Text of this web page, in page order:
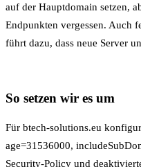
auf der Hauptdomain setzen,
Endpunkten vergessen. Auch
führt dazu, dass neue Server
So setzen wir es um
Für btech-solutions.eu
age=31536000,
Security-Policy und